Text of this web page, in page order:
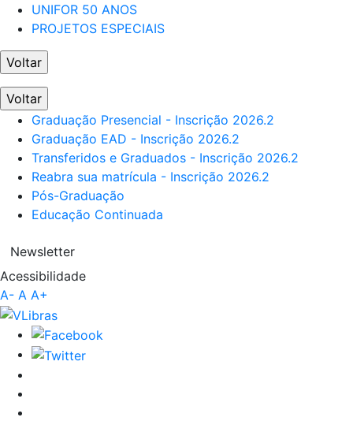
UNIFOR 50 ANOS
PROJETOS ESPECIAIS
Voltar
Voltar
Graduação Presencial - Inscrição 2026.2
Graduação EAD - Inscrição 2026.2
Transferidos e Graduados - Inscrição 2026.2
Reabra sua matrícula - Inscrição 2026.2
Pós-Graduação
Educação Continuada
Newsletter
Acessibilidade
A- A A+